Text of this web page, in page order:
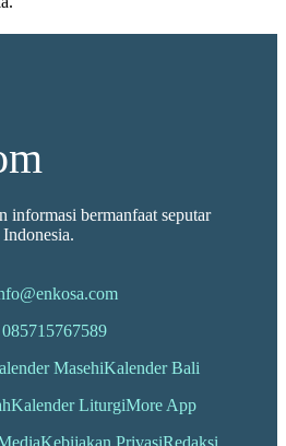
informasi bermanfaat seputar
085715767589
MasehiKalender Bali
Kalender LiturgiMore App
Kebijakan PrivasiRedaksi